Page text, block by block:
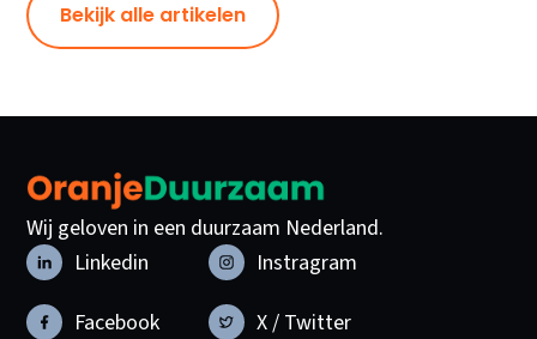
Bekijk alle artikelen
Wij geloven in een duurzaam Nederland.
Linkedin
Instragram
Facebook
X / Twitter